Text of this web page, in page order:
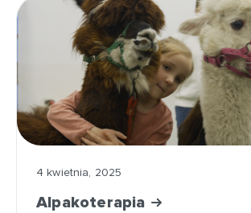
4 kwietnia, 2025
Alpakoterapia